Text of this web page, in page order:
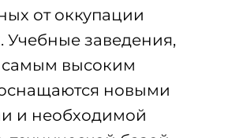
от оккупации
Учебные заведения,
высоким
новыми
и необходимой